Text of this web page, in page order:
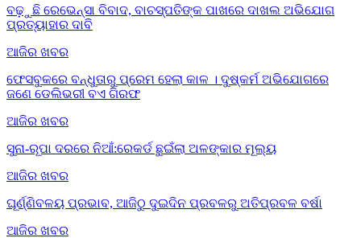
ବଢ଼ୁଛି ରେଭେନ୍ସା ବିବାଦ, ବାଚସ୍ପତିଙ୍କ ପାଖରେ ଦାଖଲ ଅଭିଯୋଗ
ପ୍ରତ୍ୟାହାର ଦାବି
ଆଜିର ଖବର
ଫେସବୁକରେ ବନ୍ଧୁତାରୁ ପ୍ରେମ ହେଲା କାଳ । ଦୁଷ୍କର୍ମ ଅଭିଯୋଗରେ
ଜଣେ ଡେଲିଭରୀ ବଏ ଗିରଫ
ଆଜିର ଖବର
ସୁନା-ରୂପା ଦରରେ ନିଆଁ:ରେକର୍ଡ ଛୁଇଁଲା ଅଳଙ୍କାର ମୂଲ୍ୟ
ଆଜିର ଖବର
ଘୂର୍ଣ୍ଣିବଳୟ ପ୍ରଭାବ, ଆଜିଠୁ ଦୁଇଦିନ ପ୍ରବଳରୁ ଅତିପ୍ରବଳ ବର୍ଷା
ଆଜିର ଖବର